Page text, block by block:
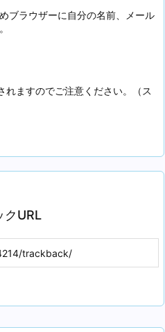
ブラウザーに自分の名前、メール
れますのでご注意ください。（ス
クURL